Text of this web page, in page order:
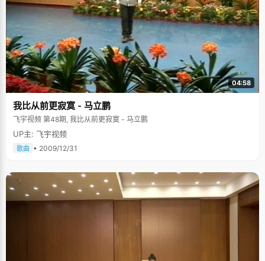
04:58
我比从前更寂寞 - 马立鹏
飞宇视频 第48期, 我比从前更寂寞 - 马立鹏
UP主: 飞宇视频
歌曲 • 2009/12/31